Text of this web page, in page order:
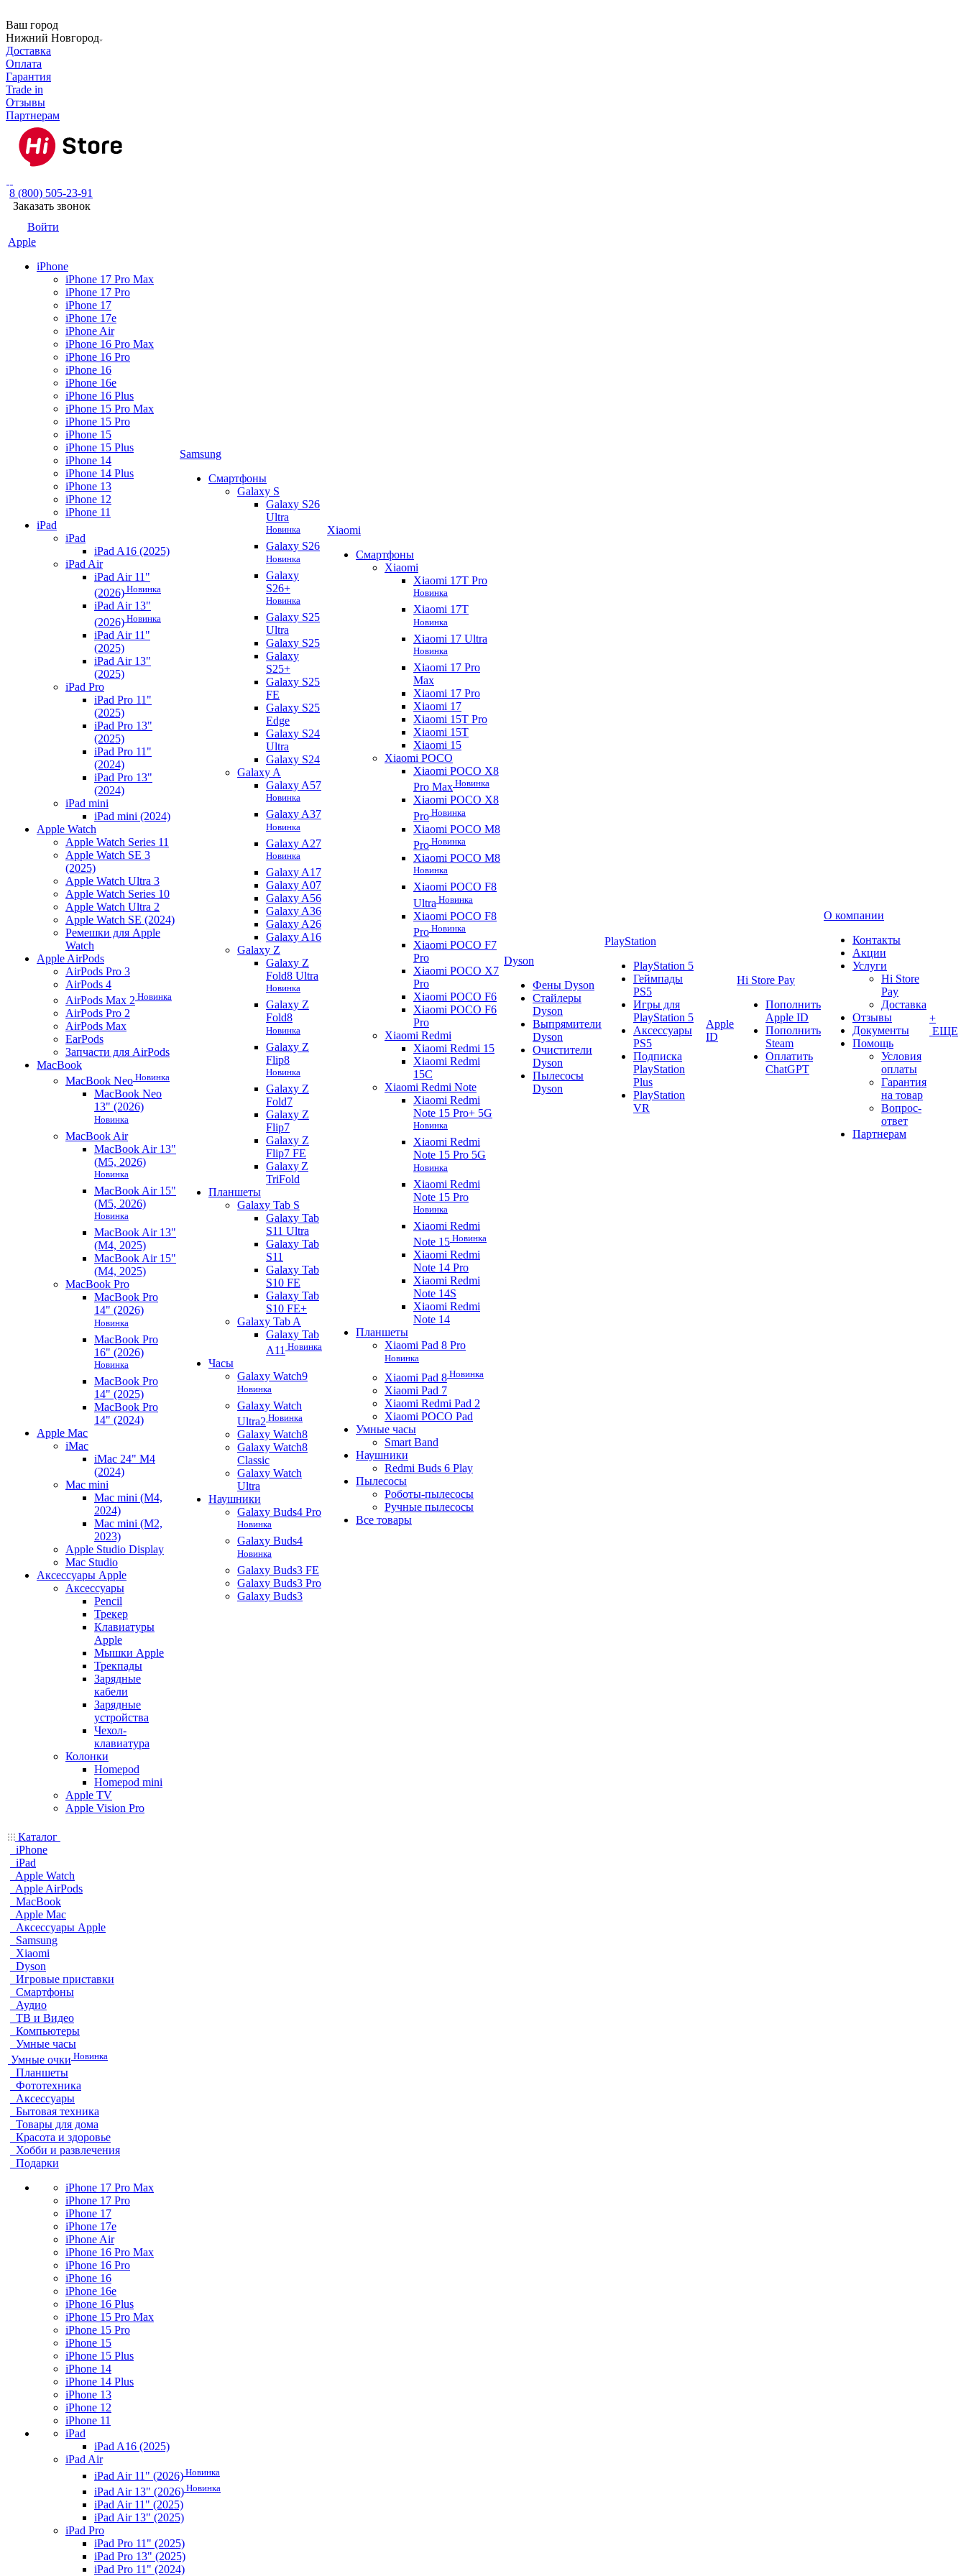
Ваш город
Нижний Новгород
Доставка
Оплата
Гарантия
Trade in
Отзывы
Партнерам
8 (800) 505-23-91
Заказать звонок
Войти
Apple
iPhone
iPhone 17 Pro Max
iPhone 17 Pro
iPhone 17
iPhone 17e
iPhone Air
iPhone 16 Pro Max
iPhone 16 Pro
iPhone 16
iPhone 16e
iPhone 16 Plus
iPhone 15 Pro Max
iPhone 15 Pro
iPhone 15
iPhone 15 Plus
iPhone 14
iPhone 14 Plus
iPhone 13
iPhone 12
iPhone 11
iPad
iPad
iPad A16 (2025)
iPad Air
iPad Air 11"
(2026) Новинка
iPad Air 13"
(2026) Новинка
iPad Air 11"
(2025)
iPad Air 13"
(2025)
iPad Pro
iPad Pro 11"
(2025)
iPad Pro 13"
(2025)
iPad Pro 11"
(2024)
iPad Pro 13"
(2024)
iPad mini
iPad mini (2024)
Apple Watch
Apple Watch Series 11
Apple Watch SE 3
(2025)
Apple Watch Ultra 3
Apple Watch Series 10
Apple Watch Ultra 2
Apple Watch SE (2024)
Ремешки для Apple
Watch
Apple AirPods
AirPods Pro 3
AirPods 4
AirPods Max 2 Новинка
AirPods Pro 2
AirPods Max
EarPods
Запчасти для AirPods
MacBook
MacBook Neo Новинка
MacBook Neo
13" (2026)
Новинка
MacBook Air
MacBook Air 13"
(M5, 2026)
Новинка
MacBook Air 15"
(M5, 2026)
Новинка
MacBook Air 13"
(M4, 2025)
MacBook Air 15"
(M4, 2025)
MacBook Pro
MacBook Pro
14" (2026)
Новинка
MacBook Pro
16" (2026)
Новинка
MacBook Pro
14" (2025)
MacBook Pro
14" (2024)
Apple Mac
iMac
iMac 24" M4
(2024)
Mac mini
Mac mini (M4,
2024)
Mac mini (M2,
2023)
Apple Studio Display
Mac Studio
Аксессуары Apple
Аксессуары
Pencil
Трекер
Клавиатуры
Apple
Мышки Apple
Трекпады
Зарядные
кабели
Зарядные
устройства
Чехол-
клавиатура
Колонки
Homepod
Homepod mini
Apple TV
Apple Vision Pro
Samsung
Смартфоны
Galaxy S
Galaxy S26
Ultra
Новинка
Galaxy S26
Новинка
Galaxy
S26+
Новинка
Galaxy S25
Ultra
Galaxy S25
Galaxy
S25+
Galaxy S25
FE
Galaxy S25
Edge
Galaxy S24
Ultra
Galaxy S24
Galaxy A
Galaxy A57
Новинка
Galaxy A37
Новинка
Galaxy A27
Новинка
Galaxy A17
Galaxy A07
Galaxy A56
Galaxy A36
Galaxy A26
Galaxy A16
Galaxy Z
Galaxy Z
Fold8 Ultra
Новинка
Galaxy Z
Fold8
Новинка
Galaxy Z
Flip8
Новинка
Galaxy Z
Fold7
Galaxy Z
Flip7
Galaxy Z
Flip7 FE
Galaxy Z
TriFold
Планшеты
Galaxy Tab S
Galaxy Tab
S11 Ultra
Galaxy Tab
S11
Galaxy Tab
S10 FE
Galaxy Tab
S10 FE+
Galaxy Tab A
Galaxy Tab
A11 Новинка
Часы
Galaxy Watch9
Новинка
Galaxy Watch
Ultra2 Новинка
Galaxy Watch8
Galaxy Watch8
Classic
Galaxy Watch
Ultra
Наушники
Galaxy Buds4 Pro
Новинка
Galaxy Buds4
Новинка
Galaxy Buds3 FE
Galaxy Buds3 Pro
Galaxy Buds3
Xiaomi
Смартфоны
Xiaomi
Xiaomi 17T Pro
Новинка
Xiaomi 17T
Новинка
Xiaomi 17 Ultra
Новинка
Xiaomi 17 Pro
Max
Xiaomi 17 Pro
Xiaomi 17
Xiaomi 15T Pro
Xiaomi 15T
Xiaomi 15
Xiaomi POCO
Xiaomi POCO X8
Pro Max Новинка
Xiaomi POCO X8
Pro Новинка
Xiaomi POCO M8
Pro Новинка
Xiaomi POCO M8
Новинка
Xiaomi POCO F8
Ultra Новинка
Xiaomi POCO F8
Pro Новинка
Xiaomi POCO F7
Pro
Xiaomi POCO X7
Pro
Xiaomi POCO F6
Xiaomi POCO F6
Pro
Xiaomi Redmi
Xiaomi Redmi 15
Xiaomi Redmi
15C
Xiaomi Redmi Note
Xiaomi Redmi
Note 15 Pro+ 5G
Новинка
Xiaomi Redmi
Note 15 Pro 5G
Новинка
Xiaomi Redmi
Note 15 Pro
Новинка
Xiaomi Redmi
Note 15 Новинка
Xiaomi Redmi
Note 14 Pro
Xiaomi Redmi
Note 14S
Xiaomi Redmi
Note 14
Планшеты
Xiaomi Pad 8 Pro
Новинка
Xiaomi Pad 8 Новинка
Xiaomi Pad 7
Xiaomi Redmi Pad 2
Xiaomi POCO Pad
Умные часы
Smart Band
Наушники
Redmi Buds 6 Play
Пылесосы
Роботы-пылесосы
Ручные пылесосы
Все товары
Dyson
Фены Dyson
Стайлеры
Dyson
Выпрямители
Dyson
Очистители
Dyson
Пылесосы
Dyson
PlayStation
PlayStation 5
Геймпады
PS5
Игры для
PlayStation 5
Аксессуары
PS5
Подписка
PlayStation
Plus
PlayStation
VR
Apple
ID
Hi Store Pay
Пополнить
Apple ID
Пополнить
Steam
Оплатить
ChatGPT
О компании
Контакты
Акции
Услуги
Hi Store
Pay
Доставка
Отзывы
Документы
Помощь
Условия
оплаты
Гарантия
на товар
Вопрос-
ответ
Партнерам
+
ЕЩЕ
Каталог
iPhone
iPad
Apple Watch
Apple AirPods
MacBook
Apple Mac
Аксессуары Apple
Samsung
Xiaomi
Dyson
Игровые приставки
Смартфоны
Аудио
ТВ и Видео
Компьютеры
Умные часы
Умные очки Новинка
Планшеты
Фототехника
Аксессуары
Бытовая техника
Товары для дома
Красота и здоровье
Хобби и развлечения
Подарки
iPhone 17 Pro Max
iPhone 17 Pro
iPhone 17
iPhone 17e
iPhone Air
iPhone 16 Pro Max
iPhone 16 Pro
iPhone 16
iPhone 16e
iPhone 16 Plus
iPhone 15 Pro Max
iPhone 15 Pro
iPhone 15
iPhone 15 Plus
iPhone 14
iPhone 14 Plus
iPhone 13
iPhone 12
iPhone 11
iPad
iPad A16 (2025)
iPad Air
iPad Air 11" (2026) Новинка
iPad Air 13" (2026) Новинка
iPad Air 11" (2025)
iPad Air 13" (2025)
iPad Pro
iPad Pro 11" (2025)
iPad Pro 13" (2025)
iPad Pro 11" (2024)